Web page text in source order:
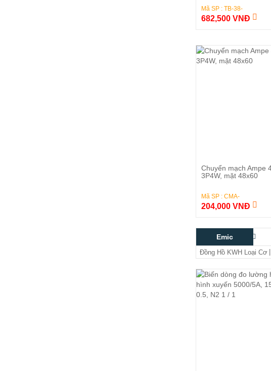
Mã SP : TB-38-
682,500 VNĐ
Đặt Hàng
Chuyển mạch Ampe
3P4W, mặt 48x60
Mã SP : CMA-
204,000 VNĐ
Emic
Đồng Hồ KWH Loại Cơ